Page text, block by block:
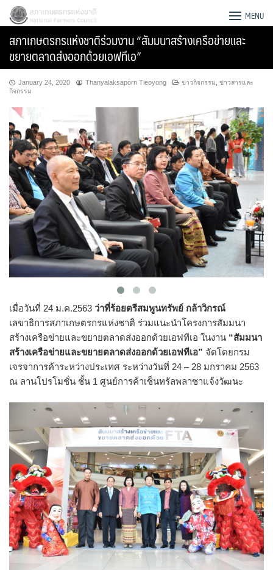
Skip
content
Search
for:
สภาเกษตรกรแห่งชาติ MENU
สภาเกษตรกรแห่งชาติร่วมงาน “สัมมนาสร้างเครือข่ายและ
ขยายตลาดส่งออกด้วยเอฟทีเอ”
January 24, 2020 Thanyalaksaporn Tieoyong ข่าวกิจกรรม ข่าวสารและ
กิจกรรม
เมื่อวันที่ 24 ม.ค.2563 ว่าที่ร้อยตรีสมพูนทรัพย์ กล้าวิกรณ์
เลขาธิการสภาเกษตรกรแห่งชาติ ร่วมแนะนำโครงการสัมมนา
สร้างเครือข่ายและขยายตลาดส่งออกด้วยเอฟทีเอ ในงาน “สัมมนา
สร้างเครือข่ายและขยายตลาดส่งออกด้วยเอฟทีเอ” จัดโดยกรม
เจรจาการค้าระหว่างประเทศ ระหว่างวันที่ 24 – 28 มกราคม 2563
ณ ลานโปรโมชั่น ชั้น 1 ศูนย์การค้าเซ็นทรัลพลาซาแจ้งวัฒนะ